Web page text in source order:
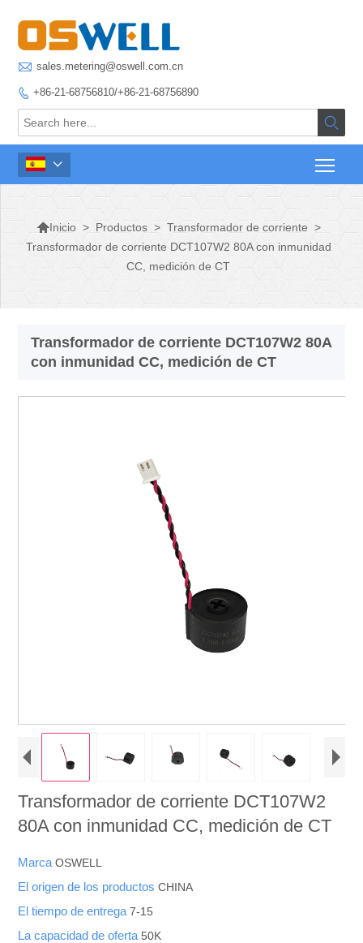
 sales.metering@oswell.com.cn
 +86-21-68756810/+86-21-68756890


Inicio > Productos > Transformador de corriente >
Transformador de corriente DCT107W2 80A con inmunidad
CC, medición de CT
Transformador de corriente DCT107W2 80A
con inmunidad CC, medición de CT
Transformador de corriente DCT107W2
80A con inmunidad CC, medición de CT
MarcaOSWELL
El origen de los productosCHINA
El tiempo de entrega7-15
La capacidad de oferta50K